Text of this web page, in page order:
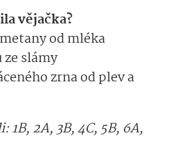
vějačka?
od mléka
ze slámy
zrna od plev a
1B, 2A, 3B, 4C, 5B, 6A,